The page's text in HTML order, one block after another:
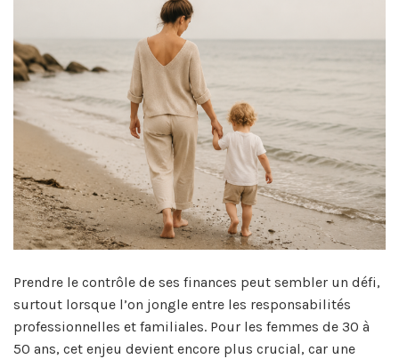
Prendre le contrôle de ses finances peut sembler un défi,
surtout lorsque l’on jongle entre les responsabilités
professionnelles et familiales. Pour les femmes de 30 à
50 ans, cet enjeu devient encore plus crucial, car une